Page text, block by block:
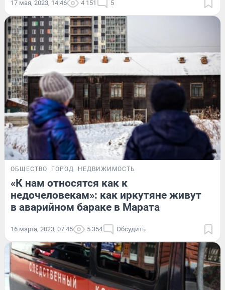
17 мая, 2023, 14:46 4 151 5
ОБЩЕСТВО ГОРОД НЕДВИЖИМОСТЬ
«К нам относятся как к
недочеловекам»: как иркутяне живут
в аварийном бараке в Марата
16 марта, 2023, 07:45 5 354 Обсудить